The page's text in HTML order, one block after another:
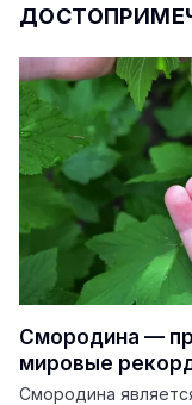
Смородина —
мировые
Смородина